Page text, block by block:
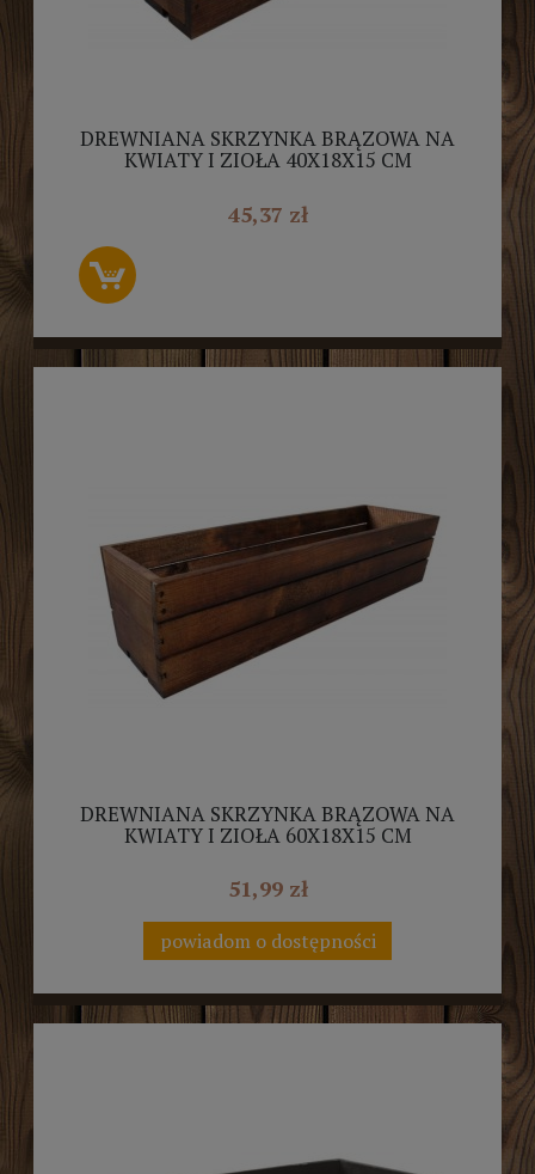
DREWNIANA SKRZYNKA BRĄZOWA NA
KWIATY I ZIOŁA 40X18X15 CM
45,37 zł
DREWNIANA SKRZYNKA BRĄZOWA NA
KWIATY I ZIOŁA 60X18X15 CM
51,99 zł
powiadom o dostępności